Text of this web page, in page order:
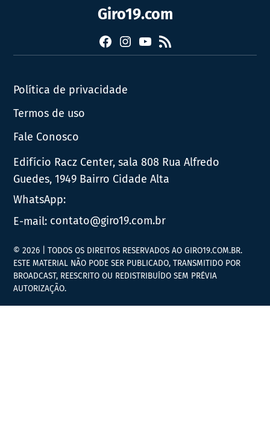
Giro19.com
FacebookInstagram
YouTube
RSS
Política de privacidade
Termos de uso
Fale Conosco
Edifício Racz Center, sala 808 Rua Alfredo
Guedes, 1949 Bairro Cidade Alta
WhatsApp:
E-mail: contato@giro19.com.br
© 2026 | TODOS OS DIREITOS RESERVADOS AO GIRO19.COM.BR.
ESTE MATERIAL NÃO PODE SER PUBLICADO, TRANSMITIDO POR
BROADCAST, REESCRITO OU REDISTRIBUÍDO SEM PRÉVIA
AUTORIZAÇÃO.